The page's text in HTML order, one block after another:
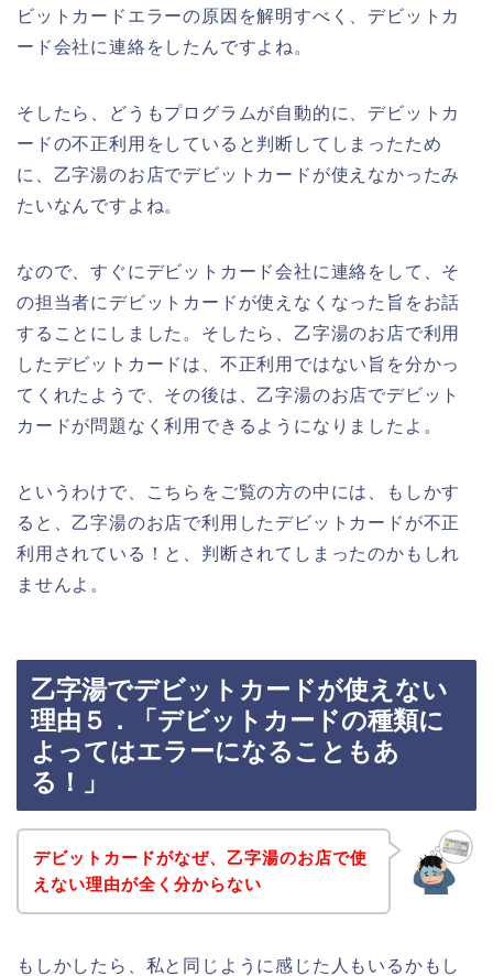
ビットカードエラーの原因を解明すべく、デビットカ
ード会社に連絡をしたんですよね。
そしたら、どうもプログラムが自動的に、デビットカ
ードの不正利用をしていると判断してしまったため
に、乙字湯のお店でデビットカードが使えなかったみ
たいなんですよね。
なので、すぐにデビットカード会社に連絡をして、そ
の担当者にデビットカードが使えなくなった旨をお話
することにしました。そしたら、乙字湯のお店で利用
したデビットカードは、不正利用ではない旨を分かっ
てくれたようで、その後は、乙字湯のお店でデビット
カードが問題なく利用できるようになりましたよ。
というわけで、こちらをご覧の方の中には、もしかす
ると、乙字湯のお店で利用したデビットカードが不正
利用されている！と、判断されてしまったのかもしれ
ませんよ。
乙字湯でデビットカードが使えない
理由５．「デビットカードの種類に
よってはエラーになることもあ
る！」
デビットカードがなぜ、乙字湯のお店で使
えない理由が全く分からない
もしかしたら、私と同じように感じた人もいるかもし